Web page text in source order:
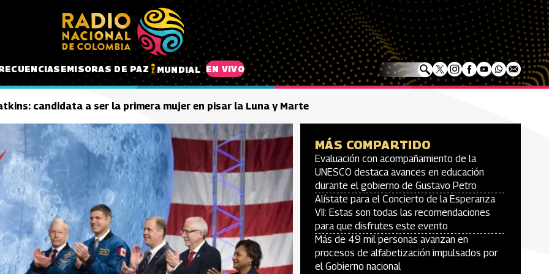
EMISORAS DE PAZ MUNDIAL EN VIVO
candidata a ser la primera mujer en pisar la Luna y Marte
MÁS COMPARTIDO
Evaluación con acompañamiento de la
UNESCO destaca avances en educación
durante el gobierno de Gustavo Petro
Alístate para el Concierto de la Esperanza
VII: Estas son todas las recomendaciones
para que disfrutes este evento
Más de 49 mil personas avanzan en
procesos de alfabetización impulsados por
el Gobierno nacional